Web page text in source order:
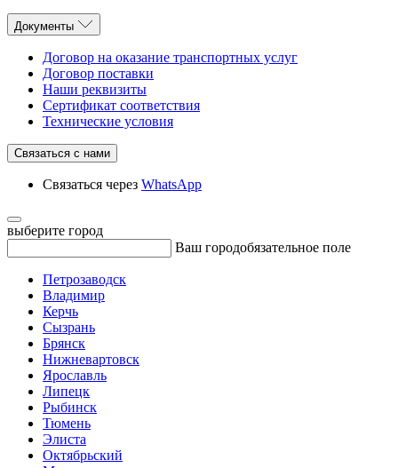
Документы
Договор на оказание транспортных услуг
Договор поставки
Наши реквизиты
Сертификат соответствия
Технические условия
Связаться с нами
Связаться через WhatsApp
выберите город
Ваш городобязательное поле
Петрозаводск
Владимир
Керчь
Сызрань
Брянск
Нижневартовск
Ярославль
Липецк
Рыбинск
Тюмень
Элиста
Октябрьский